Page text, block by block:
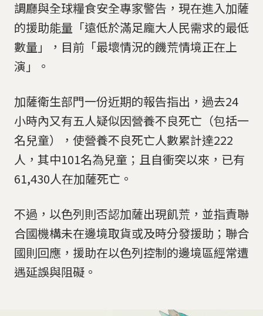
調廳與全球糧食安全專家警告，現在進入加薩
的援助能量「遠低於滿足龐大人民需求的最低
數量」，目前「最壞情況的饑荒情境正在上
演」。
加薩衛生部門一份近期的報告指出，過去24
小時內又有五人疑似因營養不良死亡（包括一
名兒童），使營養不良死亡人數累計達222
人，其中101名為兒童；且自衝突以來，已有
61,430人在加薩死亡。
不過，以色列則否認加薩出現飢荒，並指責聯
合國機構未在邊境取貨或及時分發援助；聯合
國則回應，援助在以色列控制的邊境區經常遭
遇延誤與阻礙。